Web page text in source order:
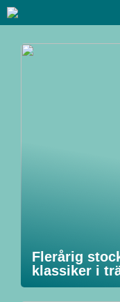
Flerårig
klassiker i